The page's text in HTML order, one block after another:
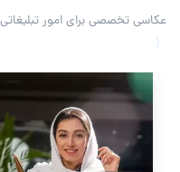
عکاسی تخصصی برای امور